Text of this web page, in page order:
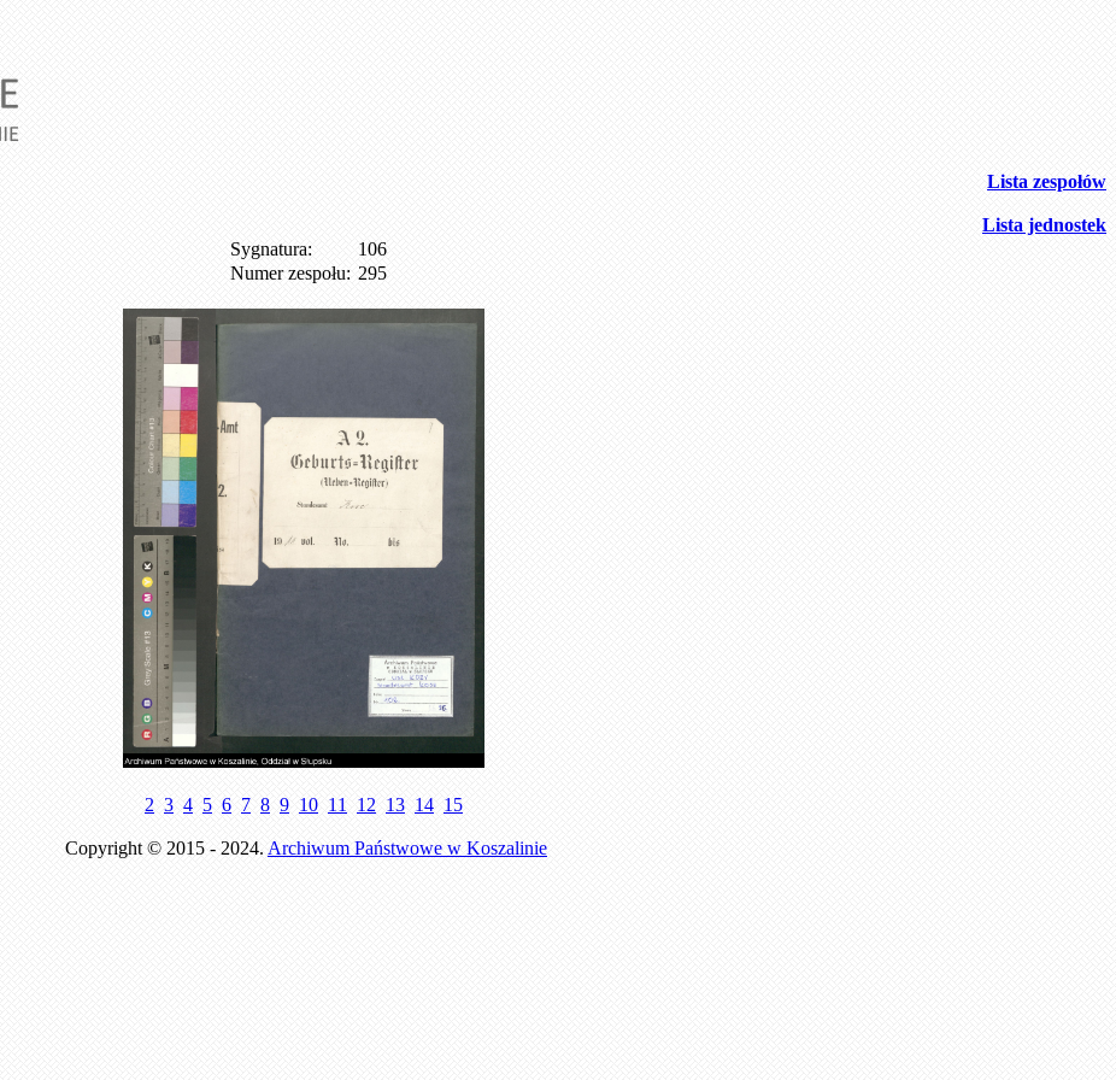
Lista zespołów
Lista jednostek
Sygnatura:
106
Numer zespołu: 295
2 3 4 5 6 7 8 9 10 11 12 13 14 15
Copyright © 2015 - 2024. Archiwum Państwowe w Koszalinie